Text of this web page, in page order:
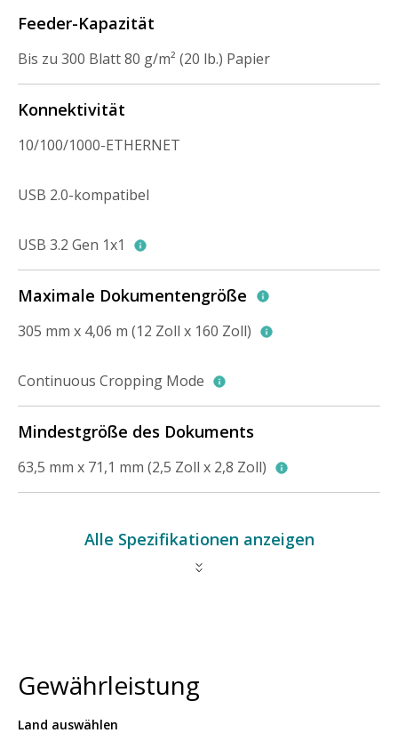
Feeder-Kapazität
Bis zu 300 Blatt 80 g/m² (20 lb.) Papier
Konnektivität
10/100/1000-ETHERNET
USB 2.0-kompatibel
USB 3.2 Gen 1x1
Maximale Dokumentengröße
305 mm x 4,06 m (12 Zoll x 160 Zoll)
Continuous Cropping Mode
Mindestgröße des Dokuments
63,5 mm x 71,1 mm (2,5 Zoll x 2,8 Zoll)
Alle Spezifikationen anzeigen
Gewährleistung
Land auswählen